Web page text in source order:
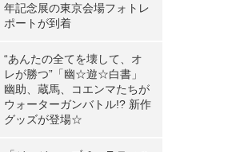
年記念展の東京会場フォトレ
ポートが到着
“あんたの全てを壊して、オ
レが勝つ”「幽☆遊☆白書」
幽助、蔵馬、コエンマたちが
ウォーターガンバトル!? 新作
グッズが登場☆